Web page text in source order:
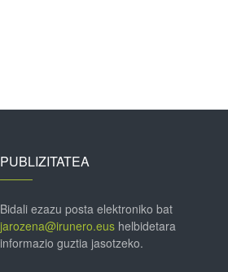
PUBLIZITATEA
Bidali ezazu posta elektroniko bat
jarozena@irunero.eushelbidetara
informazio guztia jasotzeko.